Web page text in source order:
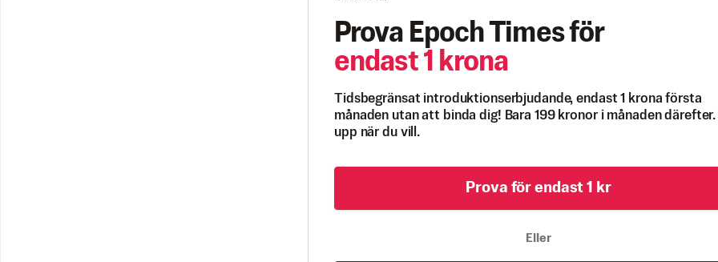
Prova Epoch Times för
endast 1 krona
Tidsbegränsat introduktionserbjudande, endast 1 krona första
månaden utan att binda dig! Bara 199 kronor i månaden därefter.
upp när du vill.
Prova för endast 1 kr
Eller